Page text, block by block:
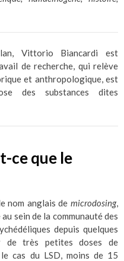
Vittorio Biancardi est
de recherche, qui relève
et anthropologique, est
des substances dites
ce que le
nom anglais de microdosing,
sein de la communauté des
depuis quelques
de très petites doses de
le cas du LSD, moins de 15